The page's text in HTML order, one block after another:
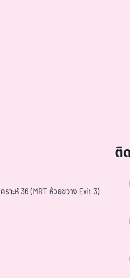
าะห์ 36 (MRT ห้วยขวาง Exit 3)
ติ